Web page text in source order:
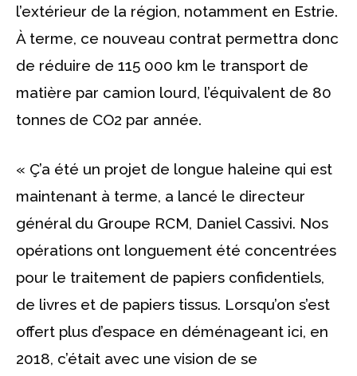
l’extérieur de la région, notamment en Estrie.
À terme, ce nouveau contrat permettra donc
de réduire de 115 000 km le transport de
matière par camion lourd, l’équivalent de 80
tonnes de CO2 par année.
« Ç’a été un projet de longue haleine qui est
maintenant à terme, a lancé le directeur
général du Groupe RCM, Daniel Cassivi. Nos
opérations ont longuement été concentrées
pour le traitement de papiers confidentiels,
de livres et de papiers tissus. Lorsqu’on s’est
offert plus d’espace en déménageant ici, en
2018, c’était avec une vision de se